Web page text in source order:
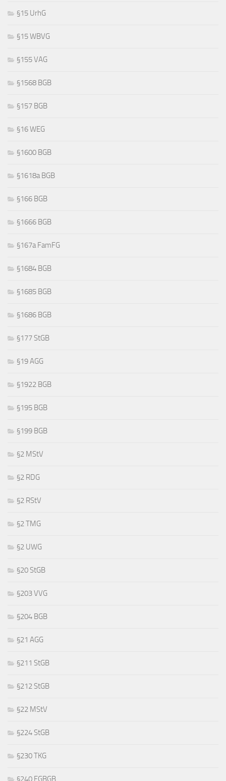
§15 UrhG
§15 WBVG
§155 VAG
§1568 BGB
§157 BGB
§16 WEG
§1600 BGB
§1618a BGB
§166 BGB
§1666 BGB
§167a FamFG
§1684 BGB
§1685 BGB
§1686 BGB
§177 StGB
§19 AGG
§1922 BGB
§195 BGB
§199 BGB
§2 MStV
§2 RDG
§2 RStV
§2 TMG
§2 UWG
§20 StGB
§203 VVG
§204 BGB
§21 AGG
§211 StGB
§212 StGB
§22 MStV
§224 StGB
§230 TKG
§240 EGBGB